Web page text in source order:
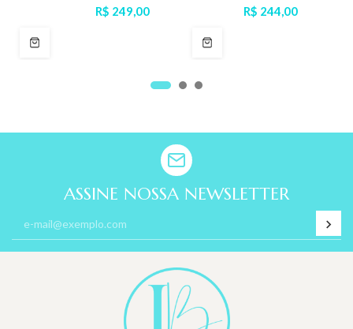
R$ 249,00 R$ 244,00
ASSINE NOSSA NEWSLETTER